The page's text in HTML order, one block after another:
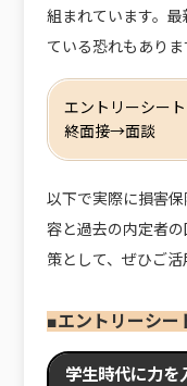
組まれています。
ている恐れもありま
エントリーシー
終面接→面談
以下で実際に損害
容と過去の内定者
策として、ぜひご活
■エントリーシー
学生時代に力を